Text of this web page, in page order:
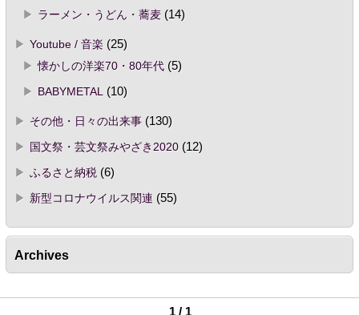
ラーメン・うどん・蕎麦(14)
Youtube / 音楽 (25)
懐かしの洋楽70・80年代(5)
BABYMETAL
(10)
その他・日々の出来事(130)
国文祭・芸文祭みやざき2020(12)
ふるさと納税(6)
新型コロナウイルス関連 (55)
Archives
1 / 1